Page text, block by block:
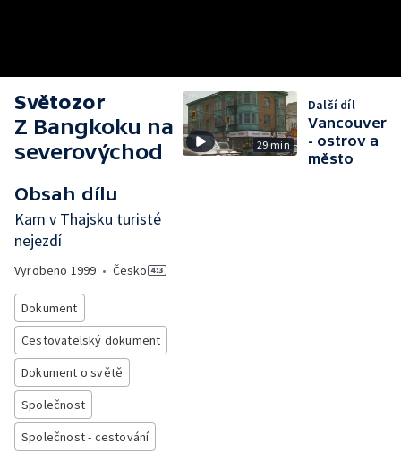
Světozor
Z Bangkoku na
severovýchod
Obsah dílu
Kam v Thajsku turisté
nejezdí
Vyrobeno 1999 • Česko
Dokument
Cestovatelský dokument
Dokument o světě
Společnost
Společnost - cestování
29 min
Další díl
Vancouver
- ostrov a
město